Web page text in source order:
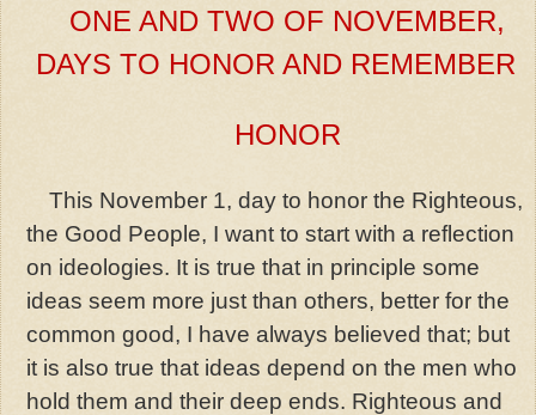
ONE AND TWO OF NOVEMBER,
DAYS TO HONOR AND REMEMBER
HONOR
This November 1, day to honor the Righteous,
the Good People, I want to start with a reflection
on ideologies. It is true that in principle some
ideas seem more just than others, better for the
common good, I have always believed that; but
it is also true that ideas depend on the men who
hold them and their deep ends. Righteous and